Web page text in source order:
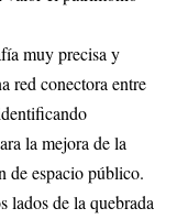
muy precisa y
red conectora entre
la mejora de la
de espacio público.
lados de la quebrada